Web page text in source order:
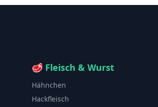
🥩 Fleisch & Wurst
Hähnchen
Hackfleisch